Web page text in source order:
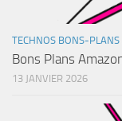
TECHNOS BONS-PLANS
Bons Plans
13 JANVIER 2026